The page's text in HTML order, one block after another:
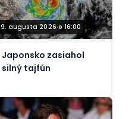
9. augusta 2026 o 16:00
Japonsko zasiahol
silný tajfún